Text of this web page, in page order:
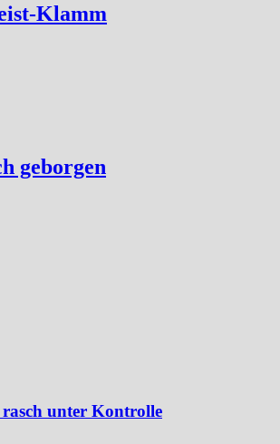
Klamm
geborgen
unter Kontrolle